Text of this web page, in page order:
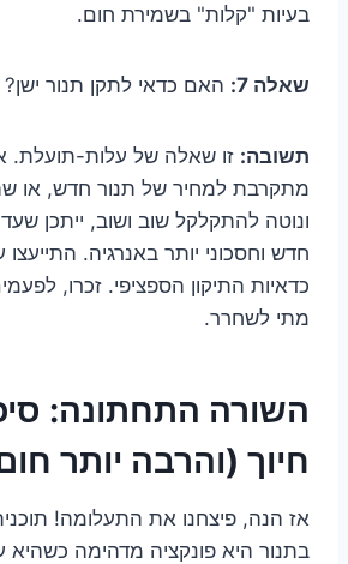
בעיות "קלות" בשמירת חום.
שאלה 7: האם כדאי לתקן תנור ישן?
תשובה: זו שאלה של עלות-תועלת.
מתקרבת למחיר של תנור חדש, או
ונוטה להתקלקל שוב ושוב, ייתכן
חדש וחסכוני יותר באנרגיה.
כדאיות התיקון הספציפי. זכרו,
מתי לשחרר.
השורה התחתונה:
חיוך (והרבה יותר
אז הנה, פיצחנו את התעלומה!
בתנור היא פונקציה מדהימה